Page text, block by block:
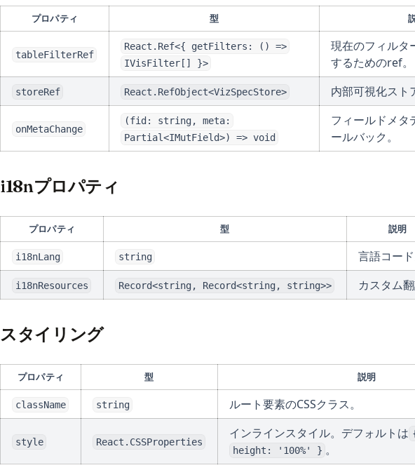
プロパティ 型
tableFilterRef
React.Ref<{ getFilters: () =>
IVisFilter[] }>
現在のフィルタ
するためのref。
storeRef React.RefObject<VizSpecStore> 内部可視化スト
onMetaChange
(fid: string, meta:
Partial<IMutField>) => void
フィールドメタ
ールバック。
i18nプロパティ
プロパティ 型 説明
i18nLang string 言語コード
i18nResources Record<string, Record<string, string>> カスタム翻
スタイリング
プロパティ 型 説明
className string ルート要素のCSSクラス。
style React.CSSProperties
インラインスタイル。デフォルトは
height: '100%' } 。